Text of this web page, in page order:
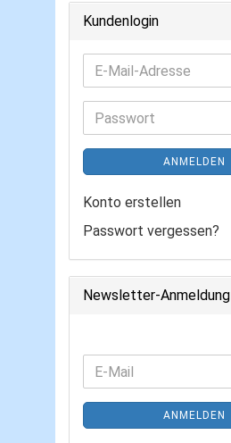
Kundenlogin
E-
Mail-
Adresse
Passwort
ANMELDEN
Konto erstellen
Passwort vergessen?
Newsletter-Anmeldung
WEITER
ZUR
NEWSLETTER-
ANMELDUNG
E-
Mail
ANMELDEN